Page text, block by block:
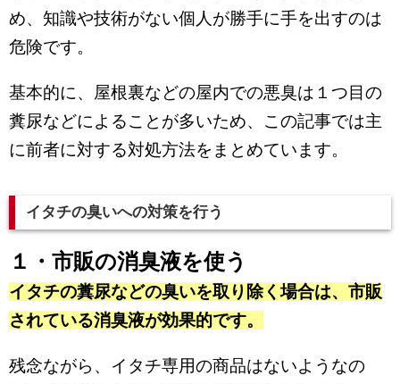
め、知識や技術がない個人が勝手に手を出すのは
危険です。
基本的に、屋根裏などの屋内での悪臭は１つ目の
糞尿などによることが多いため、この記事では主
に前者に対する対処方法をまとめています。
イタチの臭いへの対策を行う
１・市販の消臭液を使う
イタチの糞尿などの臭いを取り除く場合は、市販
されている消臭液が効果的です。
残念ながら、イタチ専用の商品はないようなの